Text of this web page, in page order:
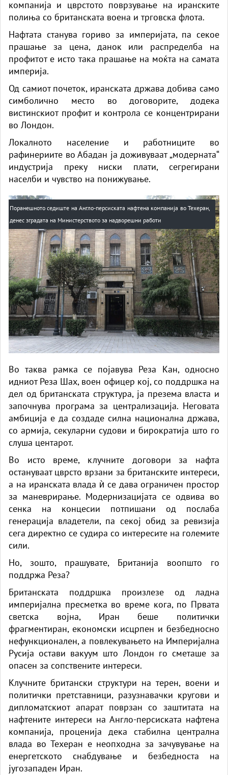
компанија и цврстото поврзување на иранските
полиња со британската воена и трговска флота.
Нафтата станува гориво за империјата, па секое
прашање за цена, данок или распределба на
профитот е исто така прашање на моќта на самата
империја.
Од самиот почеток, иранската држава добива само
симболично место во договорите, додека
вистинскиот профит и контрола се концентрирани
во Лондон.
Локалното население и работниците во
рафинериите во Абадан ја доживуваат „модерната“
индустрија преку ниски плати, сегрегирани
населби и чувство на понижување.
Поранешното седиште на Англо-персиската нафтена компанија во Техеран,
денес зградата на Министерството за надворешни работи
Во таква рамка се појавува Реза Кан, односно
идниот Реза Шах, воен офицер кој, со поддршка на
дел од британската структура, ја презема власта и
започнува програма за централизација. Неговата
амбиција е да создаде силна национална држава,
со армија, секуларни судови и бирократија што го
слуша центарот.
Во исто време, клучните договори за нафта
остануваат цврсто врзани за британските интереси,
а на иранската влада ѝ се дава ограничен простор
за маневрирање. Модернизацијата се одвива во
сенка на концесии потпишани од послаба
генерација владетели, па секој обид за ревизија
сега директно се судира со интересите на големите
сили.
Но, зошто, прашувате, Британија воопшто го
поддржа Реза?
Британската поддршка произлезе од ладна
империјална пресметка во време кога, по Првата
светска војна, Иран беше политички
фрагментиран, економски исцрпен и безбедносно
нефункционален, а повлекувањето на Империјална
Русија остави вакуум што Лондон го сметаше за
опасен за сопствените интереси.
Клучните британски структури на терен, воени и
политички претставници, разузнавачки кругови и
дипломатскиот апарат поврзан со заштитата на
нафтените интереси на Англо-персиската нафтена
компанија, проценија дека стабилна централна
влада во Техеран е неопходна за зачувување на
енергетското снабдување и безбедноста на
југозападен Иран.